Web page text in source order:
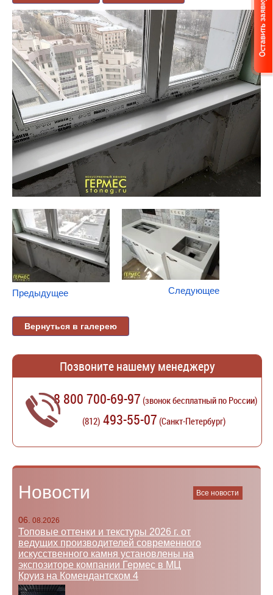
Предыдущее Следующее
Вернуться в галерею
Позвоните нашему менеджеру
8 800 700-69-97(звонок бесплатный по России)
(812) 493-55-07(Санкт-Петербург)
Новости Все новости
06. 08.2026
Топовые оттенки и текстуры 2026 г. от
ведущих производителей современного
искусственного камня установлены на
экспозиторе компании Гермес в МЦ
Круиз на Комендантском 4